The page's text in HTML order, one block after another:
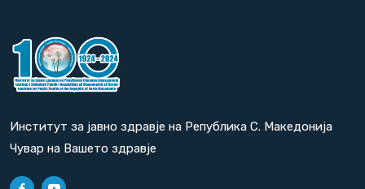
Институт за јавно здравје на Република С. Македонија
Чувар на Вашето здравје